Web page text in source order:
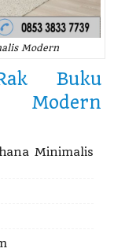
Modern
Buku
Modern
Minimalis